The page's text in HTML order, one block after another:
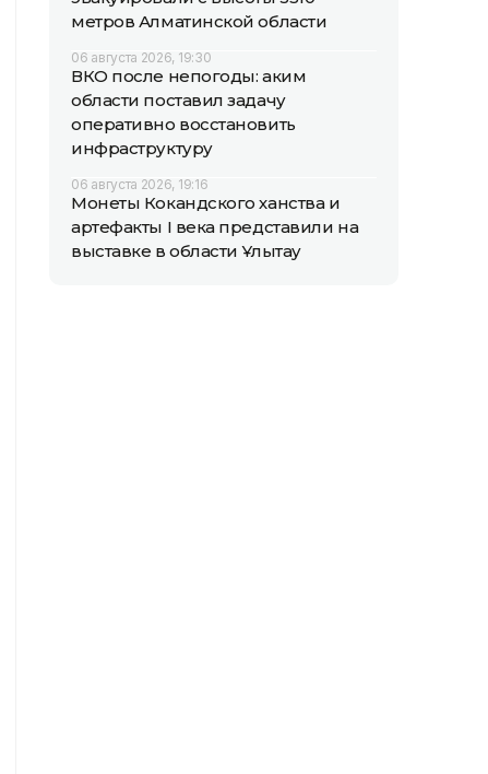
метров Алматинской области
06 августа 2026, 19:30
ВКО после непогоды: аким
области поставил задачу
оперативно восстановить
инфраструктуру
06 августа 2026, 19:16
Монеты Кокандского ханства и
артефакты I века представили на
выставке в области Ұлытау